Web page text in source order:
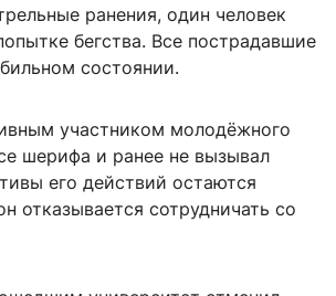
ранения, один человек
бегства. Все пострадавшие
состоянии.
участником молодёжного
шерифа и ранее не вызывал
его действий остаются
отказывается сотрудничать со